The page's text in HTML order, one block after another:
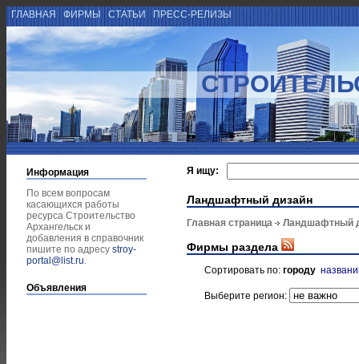
ГЛАВНАЯ ФИРМЫ СТАТЬИ ПРЕСС-РЕЛИЗЫ
Информация
По всем вопросам
касающихся работы
ресурса Строительство
Архангельск и
добавления в справочник
пишите по адресу stroy-
portal@list.ru.
Объявления
Я ищу:
Ландшафтный дизайн
Главная страница Ландшафтный
Фирмы раздела
Сортировать по: городу
Выберите регион: